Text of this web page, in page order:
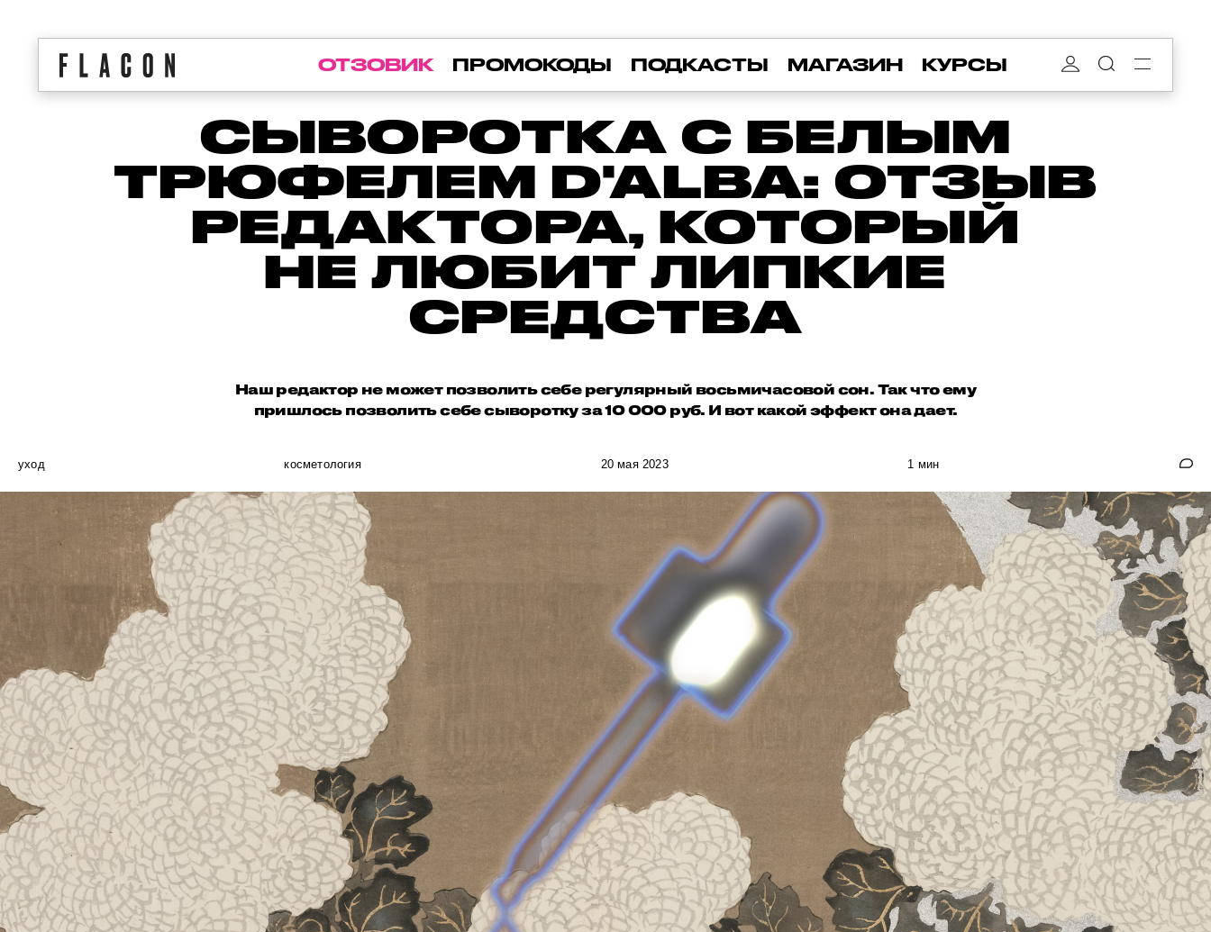
ОТЗОВИК ПРОМОКОДЫ ПОДКАСТЫ МАГАЗИН КУРСЫ
СЫВОРОТКА С БЕЛЫМ
ТРЮФЕЛЕМ D'ALBA: ОТЗЫВ
РЕДАКТОРА, КОТОРЫЙ
НЕ ЛЮБИТ ЛИПКИЕ
СРЕДСТВА
Наш редактор не может позволить себе регулярный восьмичасовой сон. Так что ему
пришлось позволить себе сыворотку за 10 000 руб. И вот какой эффект она дает.
уход косметология 20 мая 2023 1 мин